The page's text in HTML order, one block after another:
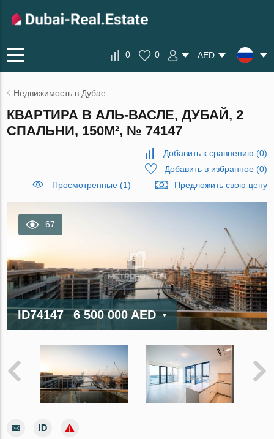
0 0 AED
Недвижимость в Дубае
КВАРТИРА В АЛЬ-ВАСЛЕ, ДУБАЙ, 2
СПАЛЬНИ, 150М², № 74147
Добавить к сравнению (0)
Добавить в избранное(0)
Просмотренные (1)
Предложить свою цену
67
ID74147 6 500 000 AED